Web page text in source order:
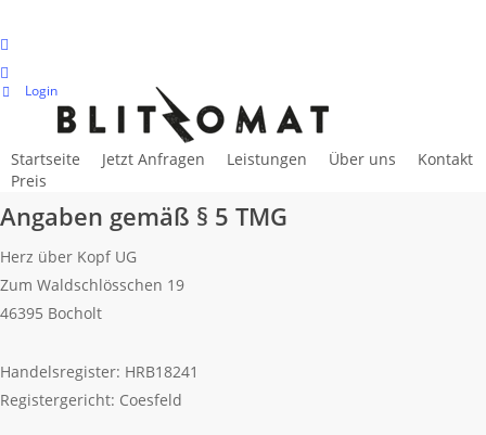
to
main
content
facebook
instagram
Login
Startseite Jetzt Anfragen Leistungen Über uns
Kontakt
Preis
Impressum
Angaben gemäß § 5 TMG
Herz über Kopf UG
Zum Waldschlösschen 19
46395 Bocholt
Handelsregister: HRB18241
Registergericht: Coesfeld